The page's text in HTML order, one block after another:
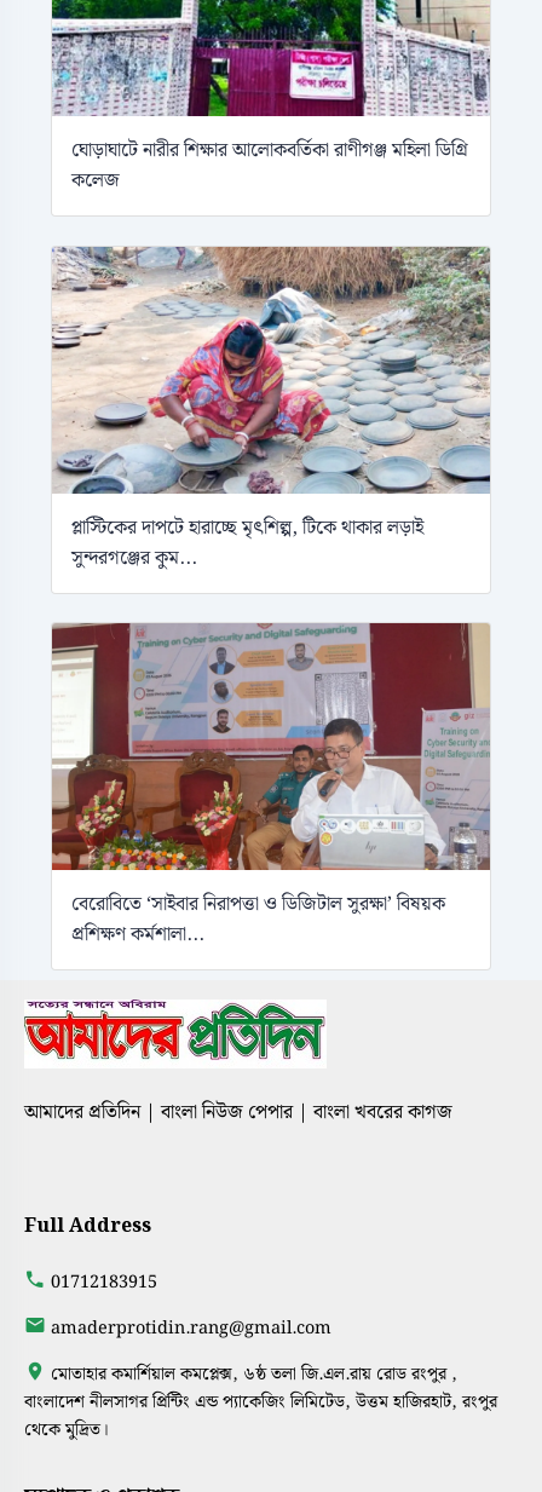
ঘোড়াঘাটে নারীর শিক্ষার আলোকবর্তিকা রাণীগঞ্জ মহিলা ডিগ্রি
কলেজ
প্লাস্টিকের দাপটে হারাচ্ছে মৃৎশিল্প, টিকে থাকার লড়াই
সুন্দরগঞ্জের কুম...
বেরোবিতে ‘সাইবার নিরাপত্তা ও ডিজিটাল সুরক্ষা’ বিষয়ক
প্রশিক্ষণ কর্মশালা...
আমাদের প্রতিদিন | বাংলা নিউজ পেপার | বাংলা খবরের কাগজ
Full Address
01712183915
amaderprotidin.rang@gmail.com
মোতাহার কমার্শিয়াল কমপ্লেক্স, ৬ষ্ঠ তলা জি.এল.রায় রোড রংপুর ,
বাংলাদেশ নীলসাগর প্রিন্টিং এন্ড প্যাকেজিং লিমিটেড, উত্তম হাজিরহাট, রংপুর
থেকে মুদ্রিত।